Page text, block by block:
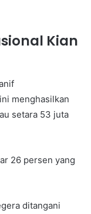
Kian
menghasilkan
setara 53 juta
26 persen yang
ditangani